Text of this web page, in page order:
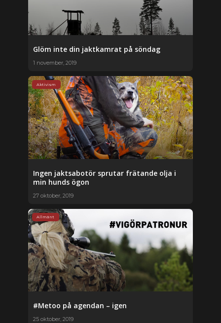
Glöm inte din jaktkamrat på söndag
1 november, 2019
Aktivism
Ingen jaktsabotör sprutar frätande olja i
min hunds ögon
27 oktober, 2019
Allmänt
#Metoo på agendan – igen
25 oktober, 2019